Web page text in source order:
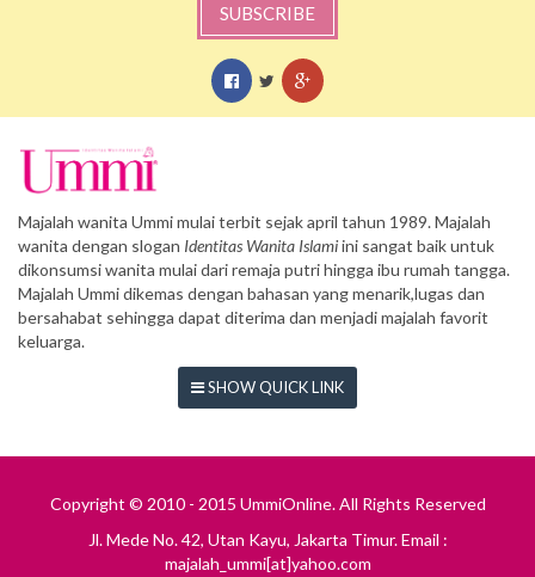
SUBSCRIBE
Majalah wanita Ummi mulai terbit sejak april tahun 1989. Majalah
wanita dengan slogan Identitas Wanita Islamiini sangat baik untuk
dikonsumsi wanita mulai dari remaja putri hingga ibu rumah tangga.
Majalah Ummi dikemas dengan bahasan yang menarik,lugas dan
bersahabat sehingga dapat diterima dan menjadi majalah favorit
keluarga.
SHOW QUICK LINK
Copyright © 2010 - 2015 UmmiOnline. All Rights Reserved
Jl. Mede No. 42, Utan Kayu, Jakarta Timur. Email :
majalah_ummi[at]yahoo.com